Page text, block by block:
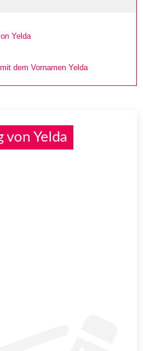
Yelda
dem Vornamen Yelda
von Yelda